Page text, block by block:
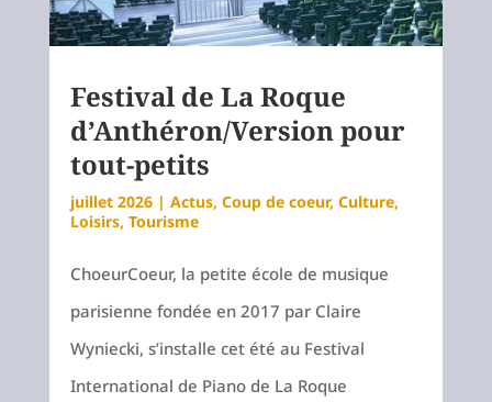
Festival de La Roque
d’Anthéron/Version pour
tout-petits
juillet 2026| Actus, Coup de coeur, Culture,
Loisirs, Tourisme
ChoeurCoeur, la petite école de musique
parisienne fondée en 2017 par Claire
Wyniecki, s’installe cet été au Festival
International de Piano de La Roque